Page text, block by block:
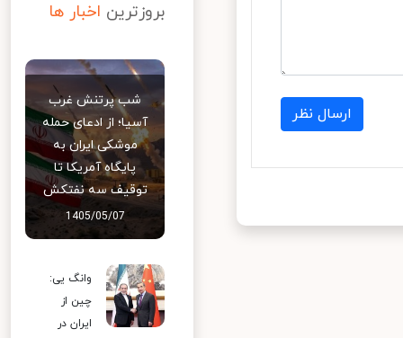
ارسال نظر
بروزترین اخبار ها
شب پرتنش غرب
آسیا؛ از ادعای حمله
موشکی ایران به
پایگاه آمریکا تا
توقیف سه نفتکش
1405/05/07
وانگ یی:
چین از
ایران در